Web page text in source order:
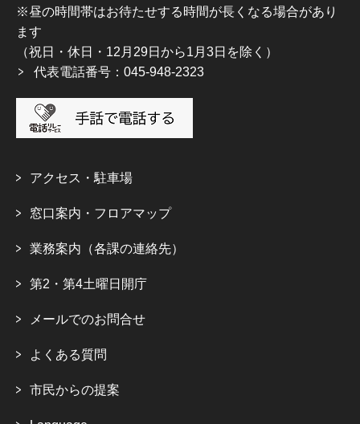
※昼の時間帯はお待たせする時間が長くなる場合があり
ます
（祝日・休日・12月29日から1月3日を除く）
代表電話番号：045-948-2323
アクセス・駐車場
窓口案内・フロアマップ
業務案内（各課の連絡先）
第2・第4土曜日開庁
メールでのお問合せ
よくある質問
市民からの提案